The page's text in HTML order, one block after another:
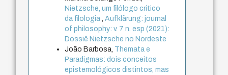
Nietzsche, um filólogo crítico
da filologia,Aufklärung: journal
of philosophy: v. 7 n. esp (2021):
Dossiê Nietzsche no Nordeste
João Barbosa, Themata e
Paradigmas: dois conceitos
epistemológicos distintos, mas